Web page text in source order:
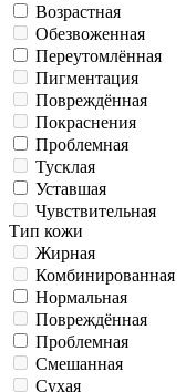
Возрастная
Обезвоженная
Переутомлённая
Пигментация
Повреждённая
Покраснения
Проблемная
Тусклая
Уставшая
Чувствительная
Тип кожи
Жирная
Комбинированная
Нормальная
Повреждённая
Проблемная
Смешанная
Сухая